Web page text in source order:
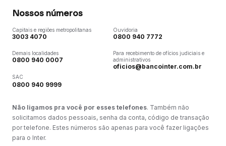
Nossos números
Capitais e regiões metropolitanas
3003 4070
Demais localidades
0800 940 0007
SAC
0800 940 9999
Ouvidoria
0800 940 7772
Para recebimento de ofícios judiciais e
administrativos
oficios@bancointer.com.br
Não ligamos pra você por esses telefones. Também não
solicitamos dados pessoais, senha da conta, código de transação
por telefone. Estes números são apenas para você fazer ligações
para o Inter.